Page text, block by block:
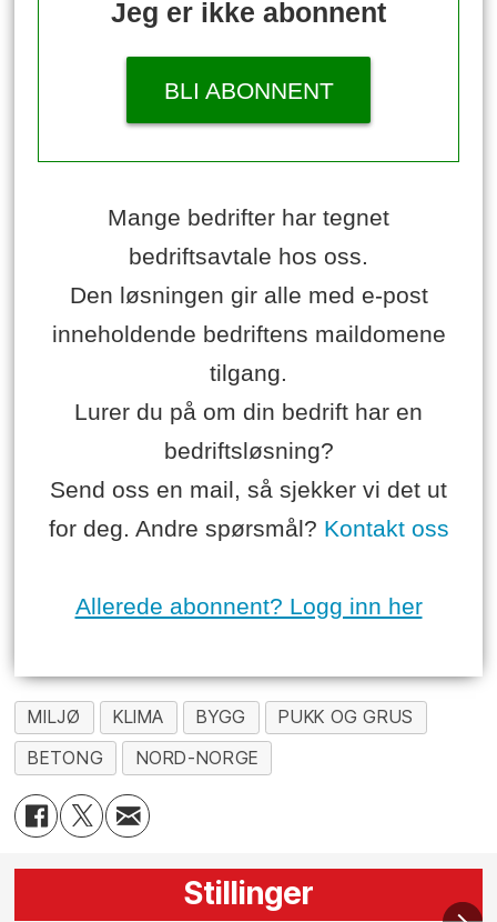
Jeg er ikke abonnent
BLI ABONNENT
Mange bedrifter har tegnet
bedriftsavtale hos oss.
Den løsningen gir alle med e-post
inneholdende bedriftens maildomene
tilgang.
Lurer du på om din bedrift har en
bedriftsløsning?
Send oss en mail, så sjekker vi det ut
for deg. Andre spørsmål? Kontakt oss
Allerede abonnent? Logg inn her
MILJØ KLIMA BYGG
PUKK OG GRUS
BETONG
NORD-NORGE
Stillinger